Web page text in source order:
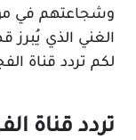
وشجاعتهم في
الغني الذي
لكم تردد قناة
تردد قناة